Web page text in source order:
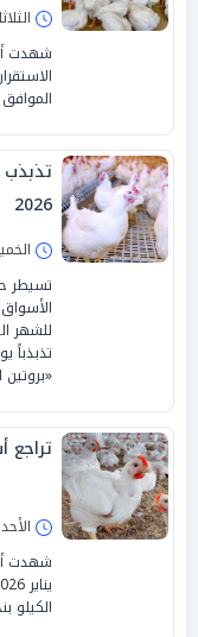
الثلاثاء 24/فبراير/
شهدت
الموافق 24 فبراير 2026.
2026
الخميس 19/
تسيطر
للشهر
تذبذباً
«بروتين
تراجع
الأحد 18/يناير/2026 - 08:30 ص
الكيلو